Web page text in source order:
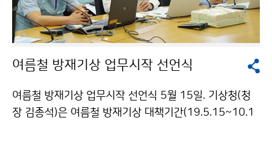
여름철 방재기상 업무시작 선언식
여름철 방재기상 업무시작 선언식 5월 15일. 기상청(청
장 김종석)은 여름철 방재기상 대책기간(19.5.15~10.1